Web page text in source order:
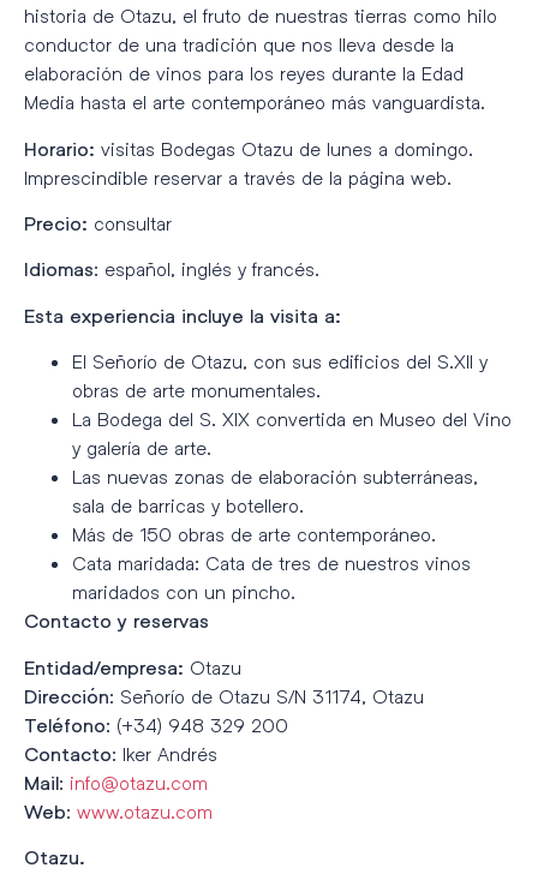
historia de Otazu, el fruto de nuestras tierras como hilo
conductor de una tradición que nos lleva desde la
elaboración de vinos para los reyes durante la Edad
Media hasta el arte contemporáneo más vanguardista.
Horario: visitas Bodegas Otazu de lunes a domingo.
Imprescindible reservar a través de la página web.
Precio: consultar
Idiomas: español, inglés y francés.
Esta experiencia incluye la visita a:
El Señorío de Otazu, con sus edificios del S.XII y
obras de arte monumentales.
La Bodega del S. XIX convertida en Museo del Vino
y galería de arte.
Las nuevas zonas de elaboración subterráneas,
sala de barricas y botellero.
Más de 150 obras de arte contemporáneo.
Cata maridada: Cata de tres de nuestros vinos
maridados con un pincho.
Contacto y reservas
Entidad/empresa: Otazu
Dirección: Señorío de Otazu S/N 31174, Otazu
Teléfono: (+34) 948 329 200
Contacto: Iker Andrés
Mail: info@otazu.com
Web: www.otazu.com
Otazu.